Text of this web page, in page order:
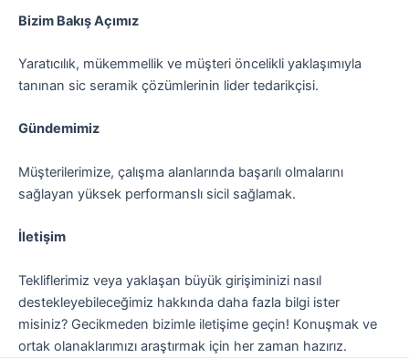
Bizim Bakış Açımız
Yaratıcılık, mükemmellik ve müşteri öncelikli yaklaşımıyla
tanınan sic seramik çözümlerinin lider tedarikçisi.
Gündemimiz
Müşterilerimize, çalışma alanlarında başarılı olmalarını
sağlayan yüksek performanslı sicil sağlamak.
İletişim
Tekliflerimiz veya yaklaşan büyük girişiminizi nasıl
destekleyebileceğimiz hakkında daha fazla bilgi ister
misiniz? Gecikmeden bizimle iletişime geçin! Konuşmak ve
ortak olanaklarımızı araştırmak için her zaman hazırız.